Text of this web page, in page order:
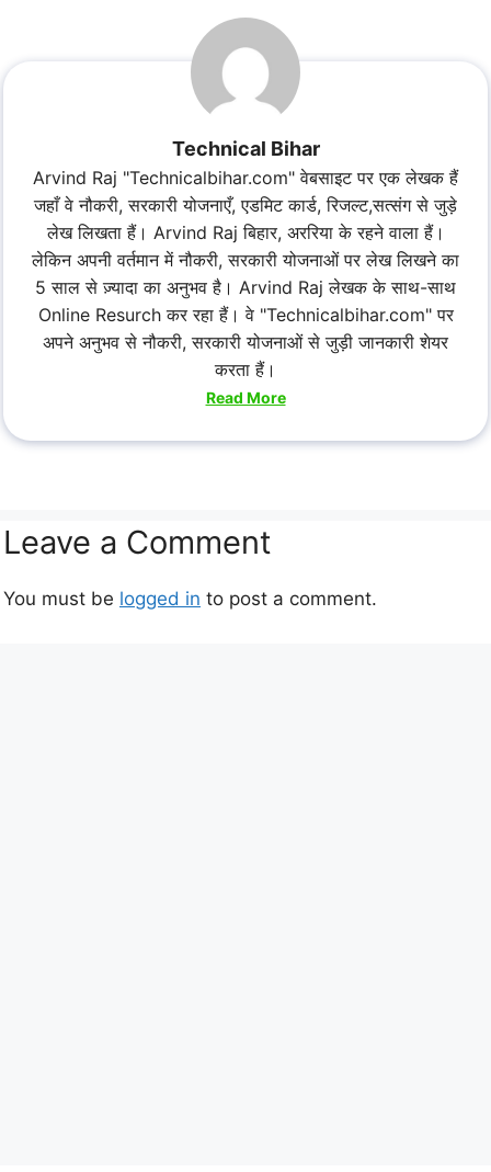
Technical Bihar
Arvind Raj "Technicalbihar.com" वेबसाइट पर एक लेखक हैं
जहाँ वे नौकरी, सरकारी योजनाएँ, एडमिट कार्ड, रिजल्ट,सत्संग से जुड़े
लेख लिखता हैं। Arvind Raj बिहार, अररिया के रहने वाला हैं।
लेकिन अपनी वर्तमान में नौकरी, सरकारी योजनाओं पर लेख लिखने का
5 साल से ज़्यादा का अनुभव है। Arvind Raj लेखक के साथ-साथ
Online Resurch कर रहा हैं। वे "Technicalbihar.com" पर
अपने अनुभव से नौकरी, सरकारी योजनाओं से जुड़ी जानकारी शेयर
करता हैं।
Read More
Leave a Comment
You must be logged in to post a comment.